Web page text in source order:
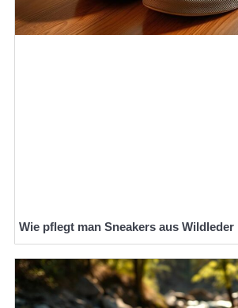
Wie pflegt man Sneakers aus